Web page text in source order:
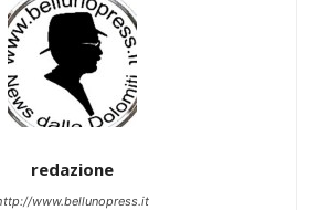
redazione
www.bellunopress.it